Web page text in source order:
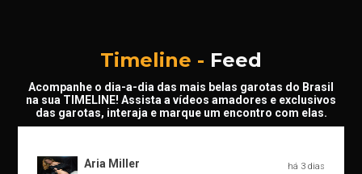
Timeline - Feed
Acompanhe o dia-a-dia das mais belas garotas do Brasil
na sua TIMELINE! Assista a vídeos amadores e exclusivos
das garotas, interaja e marque um encontro com elas.
Aria Miller há 3 dias